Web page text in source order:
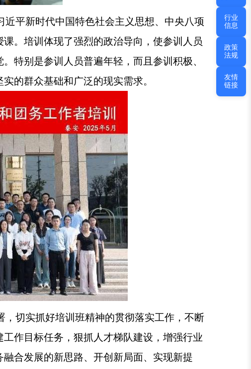
平新时代中国特色社会主义思想、中央八项
。培训体现了强烈的政治导向，使参训人员
特别是参训人员普遍年轻，而且参训积极、
的群众基础和广泛的现实需求。
切实抓好培训班精神的贯彻落实工作，不断
作目标任务，狠抓人才梯队建设，增强行业
合发展的新思路、开创新局面、实现新提
行业
信息
政策
法规
友情
链接